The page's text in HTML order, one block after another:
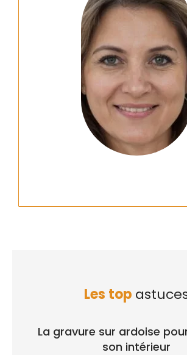
Les top
La gravure sur ardoise
son intérieur